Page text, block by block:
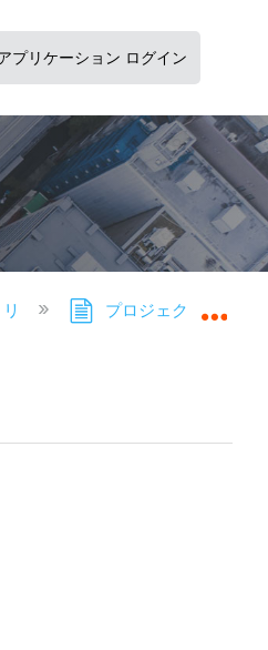
プリケーション ログイン
プロジェクト ディ